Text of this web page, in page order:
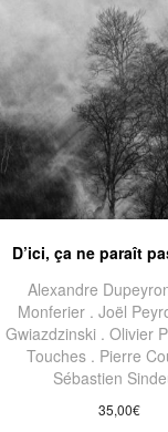
D’ici, ça ne paraît
Alexandre
Monferier .Joël
Gwiazdzinski . Olivier
Touches . Pierre
Sébastien
35,00€